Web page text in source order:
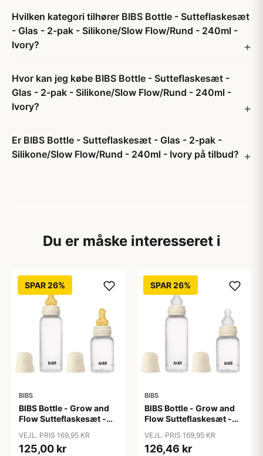
Hvilken kategori tilhører BIBS Bottle - Sutteflaskesæt
- Glas - 2-pak - Silikone/Slow Flow/Rund - 240ml -
Ivory?
Hvor kan jeg købe BIBS Bottle - Sutteflaskesæt -
Glas - 2-pak - Silikone/Slow Flow/Rund - 240ml -
Ivory?
Er BIBS Bottle - Sutteflaskesæt - Glas - 2-pak -
Silikone/Slow Flow/Rund - 240ml - Ivory på tilbud?
Du er måske interesseret i
SPAR 26%
BIBS
BIBS Bottle - Grow and
Flow Sutteflaskesæt -
Naturgummi/Rund -
150ml/270ml - 2-Pak -
VEJL. PRIS 169,95 KR
125,00 kr
SPAR 26%
BIBS
BIBS Bottle - Grow and
Flow Sutteflaskesæt -
150ml/270ml - 2-Pak -
Ivory
VEJL. PRIS 169,95 KR
126,46 kr